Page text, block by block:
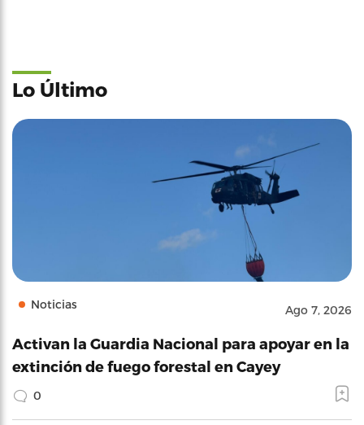
Lo Último
Noticias Ago 7, 2026
Activan la Guardia Nacional para apoyar en la
extinción de fuego forestal en Cayey
0